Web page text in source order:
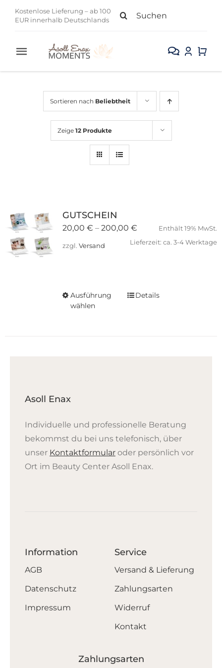
Inhalt
Kostenlose Lieferung – ab 100
EUR innerhalb Deutschlands
nach:
Toggle
Navigation
Sortieren nach Beliebtheit
Zeige 12 Produkte
GUTSCHEIN
20,00 € – 200,00 €Preisspanne:
20,00 €
Enthält 19% MwSt.
zzgl. Versand Lieferzeit: ca. 3-4 Werktage
Ausführung
wählen
Dieses
auf
der
Produktseite
gewählt
Details
Asoll Enax
Individuelle und professionelle Beratung
bekommst du bei uns telefonisch, über
unser Kontaktformularoder persönlich vor
Ort im Beauty Center Asoll Enax.
Information
AGB
Datenschutz
Impressum
Service
Versand & Lieferung
Zahlungsarten
Widerruf
Kontakt
Zahlungsarten